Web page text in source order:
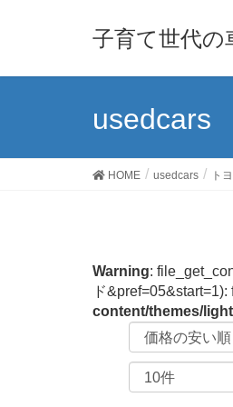
子育て世代の
usedcars
HOME usedcars ト
Warning:
ド
content/themes/